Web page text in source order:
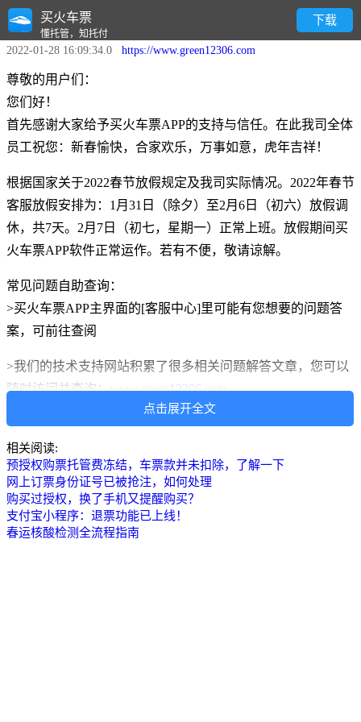
买火车票
懂托管，知托付
下载
2022年春节买火车票APP客服放假通知
2022-01-28 16:09:34.0 https://www.green12306.com
尊敬的用户们：
您们好！
首先感谢大家给予买火车票APP的支持与信任。在此我司全体
员工祝您：新春愉快，合家欢乐，万事如意，虎年吉祥！
根据国家关于2022春节放假规定及我司实际情况。2022年春节
客服放假安排为：1月31日（除夕）至2月6日（初六）放假调
休，共7天。2月7日（初七，星期一）正常上班。放假期间买
火车票APP软件正常运作。若有不便，敬请谅解。
常见问题自助查询：
>买火车票APP主界面的[客服中心]里可能有您想要的问题答
案，可前往查阅
>我们的技术支持网站积累了很多相关问题解答文章，您可以
随时访问并查询：www.green12306.com
点击展开全文
相关阅读:
预授权购票托管费冻结，车票款并未扣除，了解一下
网上订票身份证号已被抢注，如何处理
购买过授权，换了手机又提醒购买？
支付宝小程序：退票功能已上线！
春运核酸检测全流程指南